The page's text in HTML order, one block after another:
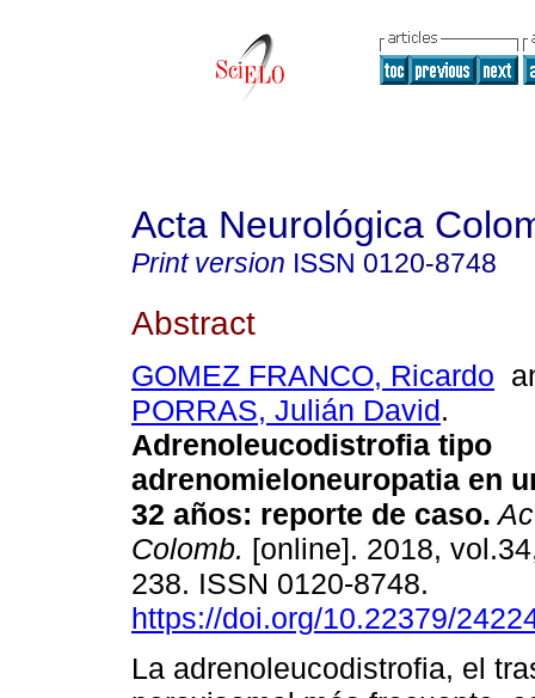
Acta Neurológica
Print version ISSN 0120-8748
Abstract
GOMEZ FRANCO, Ricardo
PORRAS, Julián David.
Adrenoleucodistrofia tipo
adrenomieloneuropatia en
32 años: reporte de caso.
Colomb. [online]. 2018,
238. ISSN 0120-8748.
https://doi.org/10.22379/
La adrenoleucodistrofia, el